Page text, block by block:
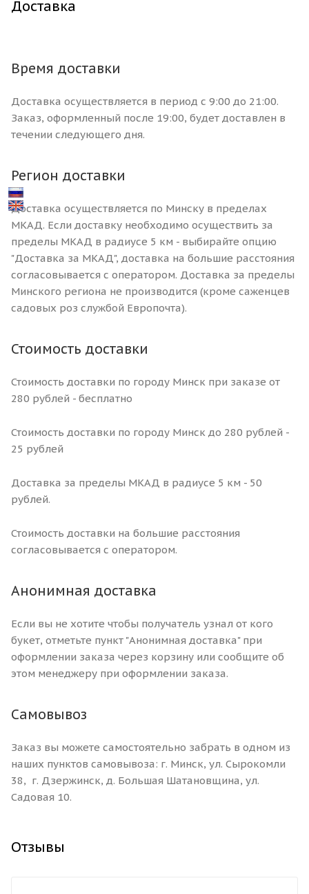
Доставка
Время доставки
Доставка осуществляется в период с 9:00 до 21:00.
Заказ, оформленный после 19:00, будет доставлен в
течении следующего дня.
Регион доставки
Доставка осуществляется по Минску в пределах
МКАД. Если доставку необходимо осуществить за
пределы МКАД в радиусе 5 км - выбирайте опцию
"Доставка за МКАД", доставка на большие расстояния
согласовывается с оператором. Доставка за пределы
Минского региона не производится (кроме саженцев
садовых роз службой Европочта).
Стоимость доставки
Стоимость доставки по городу Минск при заказе от
280 рублей - бесплатно
Стоимость доставки по городу Минск до 280 рублей -
25 рублей
Доставка за пределы МКАД в радиусе 5 км - 50
рублей.
Стоимость доставки на большие расстояния
согласовывается с оператором.
Анонимная доставка
Если вы не хотите чтобы получатель узнал от кого
букет, отметьте пункт "Анонимная доставка" при
оформлении заказа через корзину или сообщите об
этом менеджеру при оформлении заказа.
Самовывоз
Заказ вы можете самостоятельно забрать в одном из
наших пунктов самовывоза: г. Минск, ул. Сырокомли
38, г. Дзержинск, д. Большая Шатановщина, ул.
Садовая 10.
Отзывы